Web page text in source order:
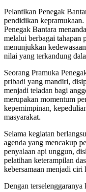
Pelantikan Penegak
pendidikan
Penegak Bantara
melalui berbagai tahapan
menunjukkan
nilai yang terkandung
Seorang Pramuka
pribadi yang mandiri,
menjadi teladan bagi
merupakan momentum
kepemimpinan,
masyarakat.
Selama kegiatan
agenda yang mencakup
penyalaan api unggun,
pelatihan keterampilan
kebersamaan menjadi ciri
Dengan